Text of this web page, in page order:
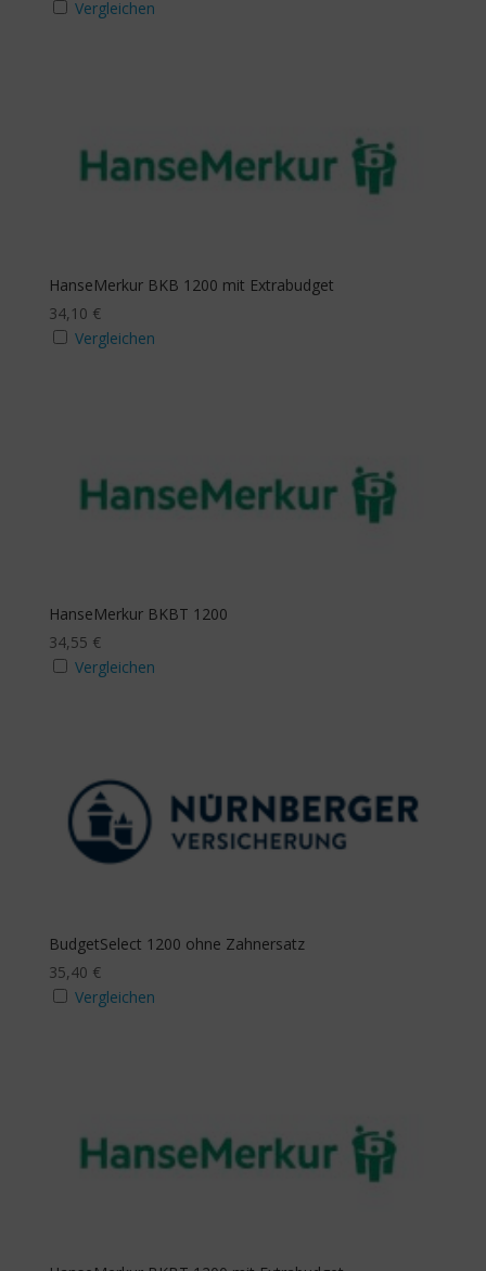
Vergleichen
HanseMerkur BKB 1200 mit Extrabudget
34,10 €
Vergleichen
HanseMerkur BKBT 1200
34,55 €
Vergleichen
BudgetSelect 1200 ohne Zahnersatz
35,40 €
Vergleichen